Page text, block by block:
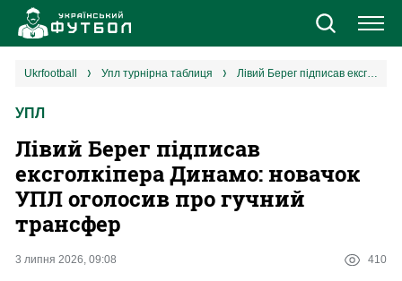
Новини
Єврокубки
УПЛ
ukrfootball упл турнірна таблиця Лівий Берег підписав ексголкіпера Динамо: новачок УПЛ оголосив про гучний трансфер
УПЛ
Лівий Берег підписав
ексголкіпера Динамо: новачок
УПЛ оголосив про гучний
трансфер
3 липня 2026, 09:08 410